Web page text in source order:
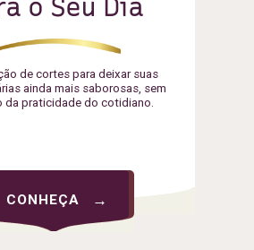
o Seu Dia
de cortes para deixar suas
ainda mais saborosas, sem
da praticidade do cotidiano.
CONHEÇA